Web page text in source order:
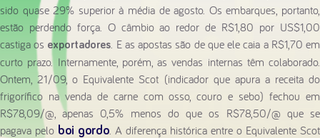
sido quase 29% superior à média de agosto. Os embarques, portanto,
estão perdendo força. O câmbio ao redor de R$1,80 por US$1,00
castiga os exportadores. E as apostas são de que ele caia a R$1,70 em
curto prazo. Internamente, porém, as vendas internas têm colaborado.
Ontem, 21/09, o Equivalente Scot (indicador que apura a receita do
frigorífico na venda de carne com osso, couro e sebo) fechou em
R$78,09/@, apenas 0,5% menos do que os R$78,50/@ que se
pagava pelo boi gordo. A diferença histórica entre o Equivalente Scot